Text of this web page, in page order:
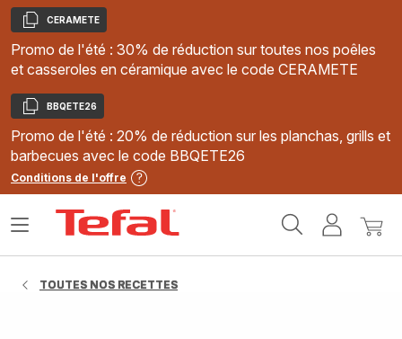
Copier
CERAMETE
Promo de l'été : 30% de réduction sur toutes nos poêles
et casseroles en céramique avec le code CERAMETE
Copier
BBQETE26
Promo de l'été : 20% de réduction sur les planchas, grills et
barbecues avec le code BBQETE26
Conditions de l'offre
MonMon
Ouvrir
TOUTES NOS RECETTES